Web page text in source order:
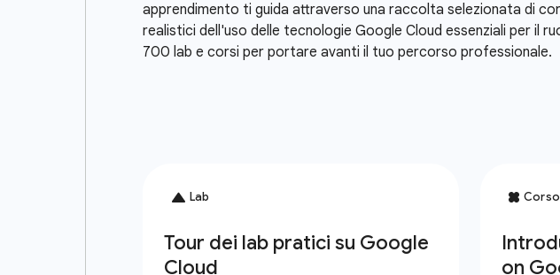
apprendimento ti guida attraverso una raccolta selezionata di
realistici dell'uso delle tecnologie Google Cloud essenziali per il
700 lab e corsi per portare avanti il tuo percorso professionale.